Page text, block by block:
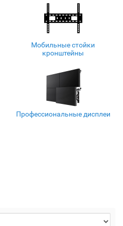
Мобильные стойки
кронштейны
Профессиональные дисплеи